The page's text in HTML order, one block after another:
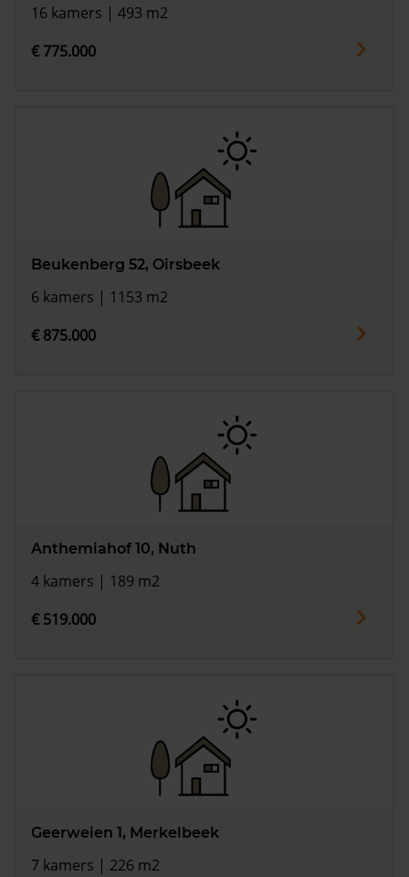
16 kamers | 493 m2
€ 775.000
Beukenberg 52, Oirsbeek
6 kamers | 1153 m2
€ 875.000
Anthemiahof 10, Nuth
4 kamers | 189 m2
€ 519.000
Geerweien 1, Merkelbeek
7 kamers | 226 m2